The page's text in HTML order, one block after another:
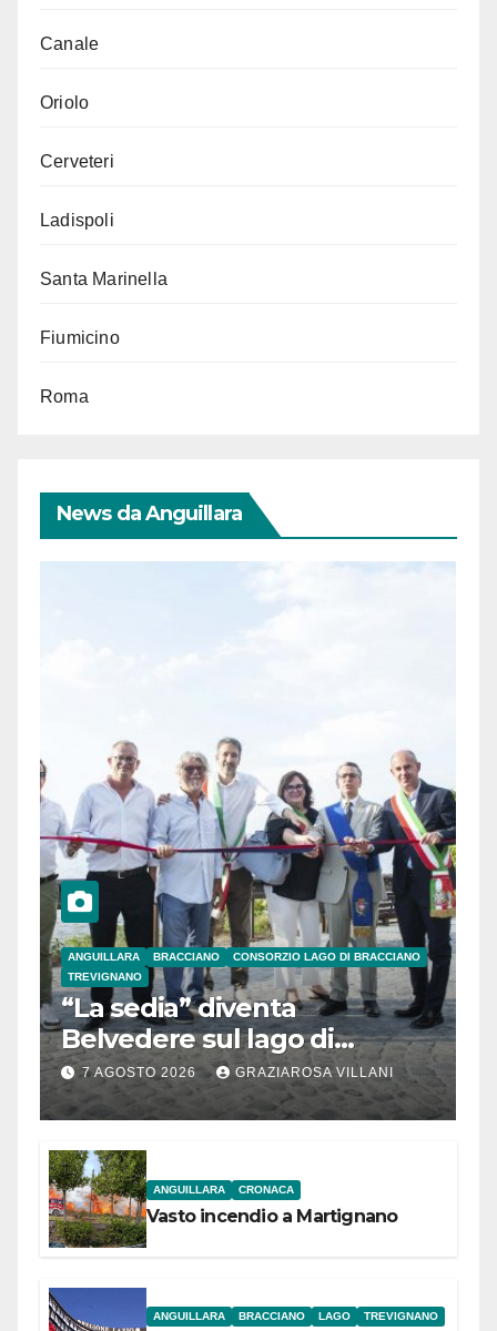
Canale
Oriolo
Cerveteri
Ladispoli
Santa Marinella
Fiumicino
Roma
News da Anguillara
ANGUILLARA BRACCIANO
CONSORZIO LAGO DI BRACCIANO
TREVIGNANO
“La sedia” diventa
Belvedere sul lago di
Bracciano: ieri
l’inaugurazione
7 AGOSTO 2026 GRAZIAROSA VILLANI
ANGUILLARA CRONACA
Vasto incendio a Martignano
ANGUILLARA BRACCIANO LAGO TREVIGNANO